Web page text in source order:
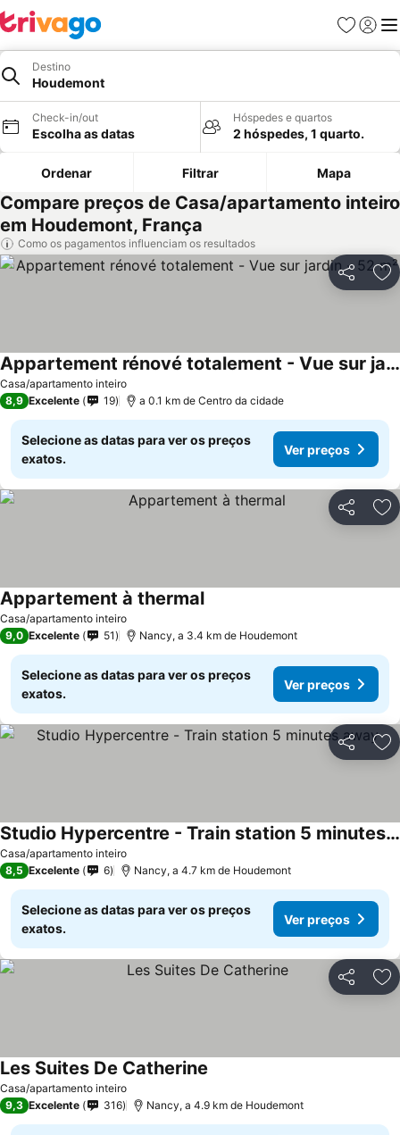
Favoritos
Iniciar
Destino
Houdemont
Check-in/out
Escolha as datas
Hóspedes e quartos
2 hóspedes, 1 quarto.
Ordenar Filtrar Mapa
Compare preços de Casa/apartamento inteiro
em Houdemont, França
Como os pagamentos influenciam os resultados
Partilhar
Casa/apartamento inteiro
Appartement rénové totalement - Vue sur jardin - 52 m²
8,9 Excelente 19 a 0.1 km de Centro da cidade
Selecione as datas para ver os preços
exatos.
Ver preços
Partilhar
Casa/apartamento inteiro
Appartement à thermal
9,0 Excelente 51 Nancy, a 3.4 km de Houdemont
Selecione as datas para ver os preços
exatos.
Ver preços
Partilhar
Casa/apartamento inteiro
Studio Hypercentre - Train station 5 minutes away
8,5 Excelente 6 Nancy, a 4.7 km de Houdemont
Selecione as datas para ver os preços
exatos.
Ver preços
Partilhar
Casa/apartamento inteiro
Les Suites De Catherine
9,3 Excelente 316 Nancy, a 4.9 km de Houdemont